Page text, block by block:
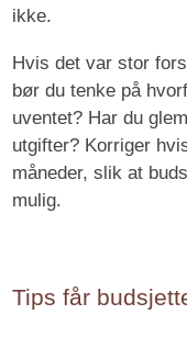
ikke.
Hvis det var stor
bør du tenke på
uventet? Har du
utgifter? Korriger
måneder, slik at
mulig.
Tips får